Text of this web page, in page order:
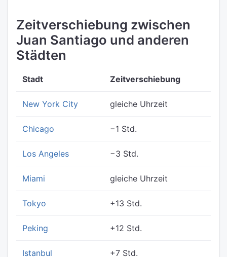
Zeitverschiebung zwischen
Juan Santiago und anderen
Städten
Stadt Zeitverschiebung
New York City gleiche Uhrzeit
Chicago −1 Std.
Los Angeles −3 Std.
Miami gleiche Uhrzeit
Tokyo +13 Std.
Peking +12 Std.
Istanbul +7 Std.